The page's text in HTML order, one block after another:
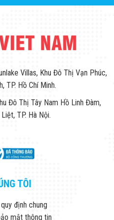
Villas, Khu Đô Thị Vạn Phúc,
TP. Hồ Chí Minh.
Đô Thị Tây Nam Hồ Linh Đàm,
TP. Hà Nội.
TÔI
định chung
mật thông tin